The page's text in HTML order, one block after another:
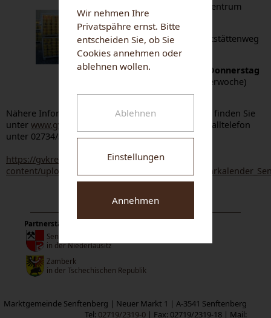
Wertstoffsammelzentrum
Senftenberg
Senftenberg, Sportstättenweg
4
geöffnet jeden
2. Donnerstag
(ungerade Kalenderwoche)
von8 bis 18 Uhr
Nähere Informationen rund um das Thema Abfall finden Sie
unter www.gvkrems.at
oder erhalten Sie beim Abfalltelefon
unter 02734/32333-33.
https://gvkrems.at/wp-
content/uploads/sites/15/2025/12/
Partnerstädte:
Senftenberg
in der Niederlausitz
Zamberk
in der Tschechischen Republik
Marktgemeinde Senftenberg | Neuer Markt 1 | A-3541 Senftenberg
Tel: 02719/2319-0 | Fax: 02719/2319-18 | Mail:
Wir nehmen Ihre
Privatspähre ernst. Bitte
entscheiden Sie, ob Sie
Cookies annehmen oder
ablehnen wollen.
Ablehnen
Einstellungen
Annehmen